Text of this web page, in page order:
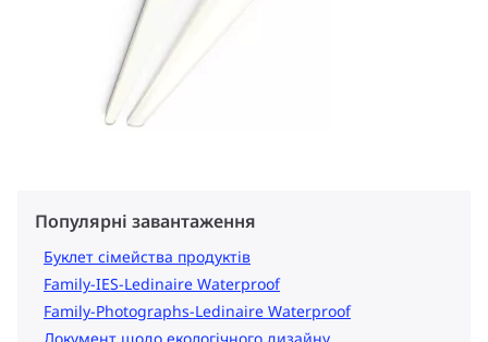
Популярні завантаження
Буклет сімейства продуктів
Family-IES-Ledinaire Waterproof
Family-Photographs-Ledinaire Waterproof